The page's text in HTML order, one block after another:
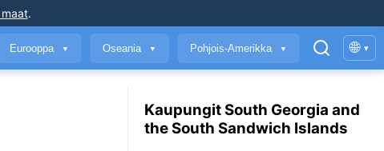
.
Eurooppa ▼ Oseania ▼ Pohjois-Amerikka ▼ 🌐 ▾
Kaupungit South Georgia and
the South Sandwich Islands